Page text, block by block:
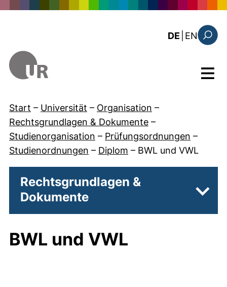
DE EN: the
Menü
Start – Universität – Organisation –
Rechtsgrundlagen & Dokumente –
Studienorganisation – Prüfungsordnungen –
Studienordnungen – Diplom – BWL und VWL
Rechtsgrundlagen &
Dokumente
BWL und VWL